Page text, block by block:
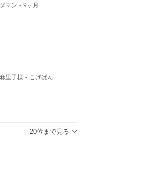
マン 9ヶ月
麻里子様
こげぱん
20位まで見る